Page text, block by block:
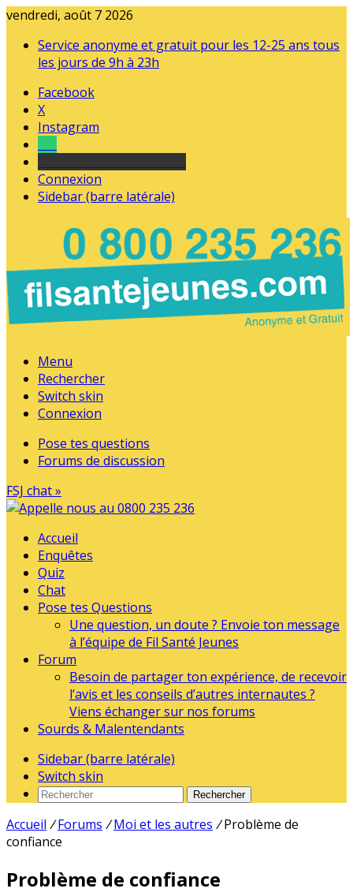
vendredi, août 7 2026
Service anonyme et gratuit pour les 12-25 ans tous
les jours de 9h à 23h
Facebook
X
Instagram
Connexion
Sidebar (barre latérale)
Menu
Rechercher
Switch skin
Connexion
Pose tes questions
Forums de discussion
FSJ chat »
Accueil
Enquêtes
Quiz
Chat
Pose tes Questions
Une question, un doute ? Envoie ton message
à l’équipe de Fil Santé Jeunes
Forum
Besoin de partager ton expérience, de recevoir
l’avis et les conseils d’autres internautes ?
Viens échanger sur nos forums
Sourds & Malentendants
Sidebar (barre latérale)
Switch skin
Rechercher
Accueil / Forums / Moi et les autres / Problème de
confiance
Problème de confiance